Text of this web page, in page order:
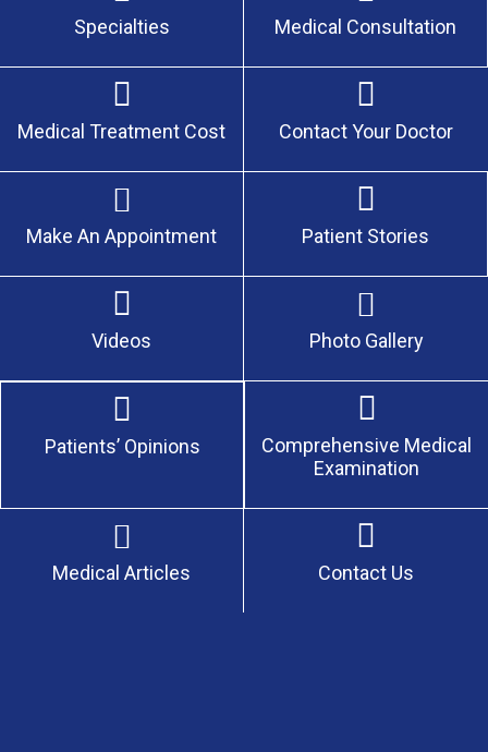
Specialties Medical Consultation
Medical Treatment Cost Contact Your Doctor
Make An Appointment Patient Stories
Videos Photo Gallery
Patients’ Opinions
Comprehensive Medical
Examination
Medical Articles Contact Us